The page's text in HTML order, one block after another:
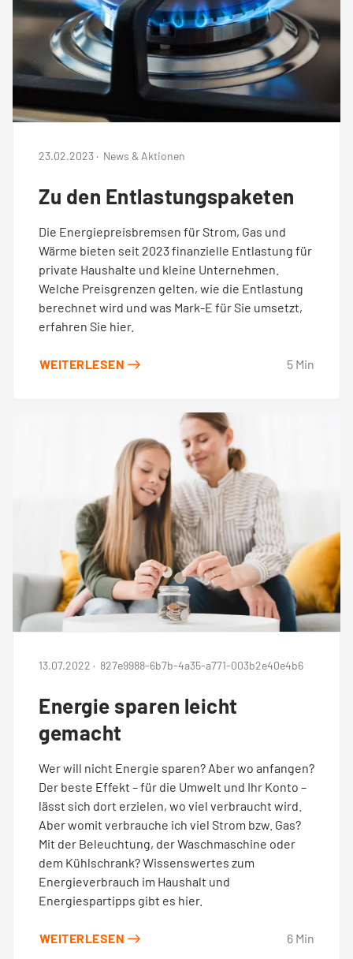
23.02.2023 · News & Aktionen
Zu den Entlastungspaketen
Die Energiepreisbremsen für Strom, Gas und
Wärme bieten seit 2023 finanzielle Entlastung für
private Haushalte und kleine Unternehmen.
Welche Preisgrenzen gelten, wie die Entlastung
berechnet wird und was Mark-E für Sie umsetzt,
erfahren Sie hier.
WEITERLESEN 5 Min
13.07.2022 · 827e9988-6b7b-4a35-a771-003b2e40e4b6
Energie sparen leicht
gemacht
Wer will nicht Energie sparen? Aber wo anfangen?
Der beste Effekt – für die Umwelt und Ihr Konto –
lässt sich dort erzielen, wo viel verbraucht wird.
Aber womit verbrauche ich viel Strom bzw. Gas?
Mit der Beleuchtung, der Waschmaschine oder
dem Kühlschrank? Wissenswertes zum
Energieverbrauch im Haushalt und
Energiespartipps gibt es hier.
WEITERLESEN 6 Min